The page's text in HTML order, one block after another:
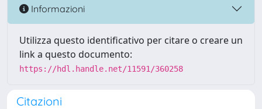
Informazioni
Utilizza questo identificativo per citare o creare un
link a questo documento:
https://hdl.handle.net/11591/360258
Citazioni